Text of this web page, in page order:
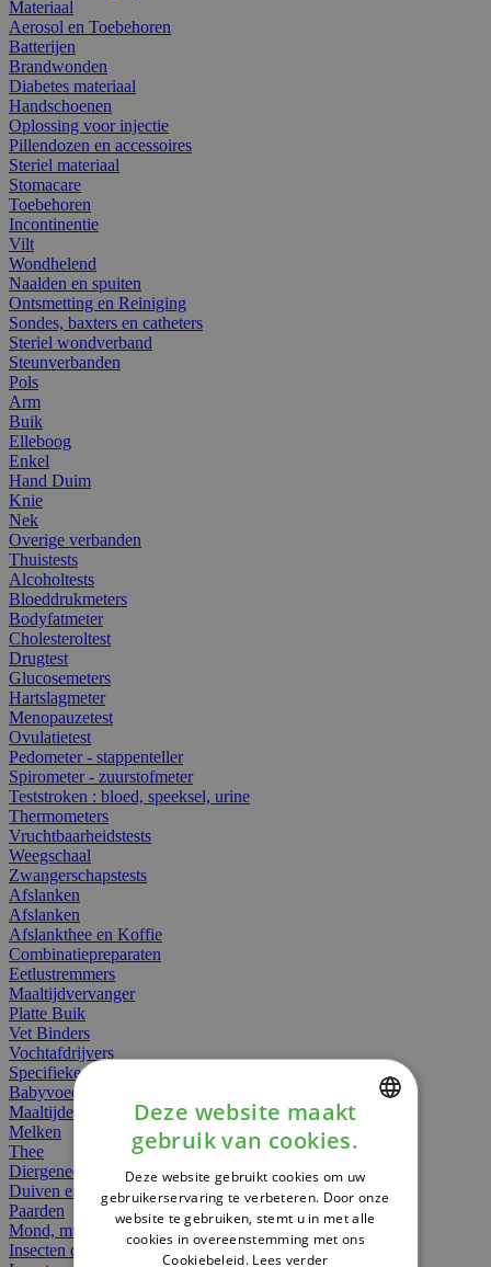
Materiaal
Aerosol en Toebehoren
Batterijen
Brandwonden
Diabetes materiaal
Handschoenen
Oplossing voor injectie
Pillendozen en accessoires
Steriel materiaal
Stomacare
Toebehoren
Incontinentie
Vilt
Wondhelend
Naalden en spuiten
Ontsmetting en Reiniging
Sondes, baxters en catheters
Steriel wondverband
Steunverbanden
Pols
Arm
Buik
Elleboog
Enkel
Hand Duim
Knie
Nek
Overige verbanden
Thuistests
Alcoholtests
Bloeddrukmeters
Bodyfatmeter
Cholesteroltest
Drugtest
Glucosemeters
Hartslagmeter
Menopauzetest
Ovulatietest
Pedometer - stappenteller
Spirometer - zuurstofmeter
Teststroken : bloed, speeksel, urine
Thermometers
Vruchtbaarheidstests
Weegschaal
Zwangerschapstests
Afslanken
Afslanken
Afslankthee en Koffie
Combinatiepreparaten
Eetlustremmers
Maaltijdvervanger
Platte Buik
Vet Binders
Vochtafdrijvers
Specifieke Voeding
Babyvoeding
Maaltijden
Melken
Thee
Diergeneesmiddelen
Duiven en vogels
Paarden
Mond, muil of snavel
Insecten dieren
DUTCH
FRENCH
ENGLISH
Deze website maakt
gebruik van cookies.
Deze website gebruikt cookies om uw
gebruikerservaring te verbeteren. Door onze
website te gebruiken, stemt u in met alle
cookies in overeenstemming met ons
Cookiebeleid. Lees verder